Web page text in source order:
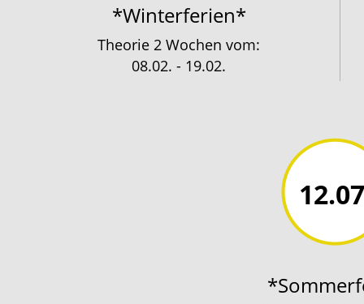
*Winterferien*
Theorie 2 Wochen vom:
08.02. - 19.02.